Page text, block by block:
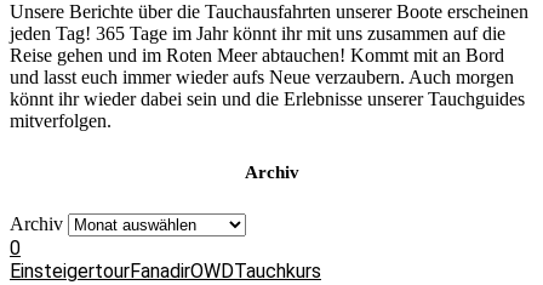
Unsere Berichte über die Tauchausfahrten unserer Boote erscheinen
jeden Tag! 365 Tage im Jahr könnt ihr mit uns zusammen auf die
Reise gehen und im Roten Meer abtauchen! Kommt mit an Bord
und lasst euch immer wieder aufs Neue verzaubern. Auch morgen
könnt ihr wieder dabei sein und die Erlebnisse unserer Tauchguides
mitverfolgen.
Archiv
Archiv
0
EinsteigertourFanadirOWDTauchkurs